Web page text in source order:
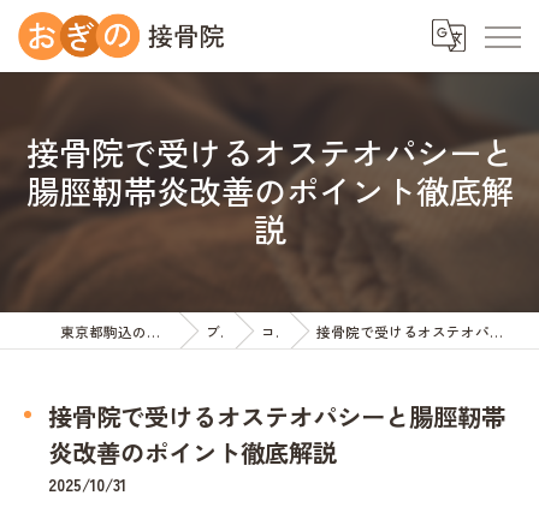
接骨院で受けるオステオパシーと
腸脛靭帯炎改善のポイント徹底解
説
東京都駒込の接骨院ならおぎの接骨院 ブログ コラム 接骨院で受けるオステオパシーと腸脛靭帯炎改善のポイント徹底解説
接骨院で受けるオステオパシーと腸脛靭帯
炎改善のポイント徹底解説
2025/10/31